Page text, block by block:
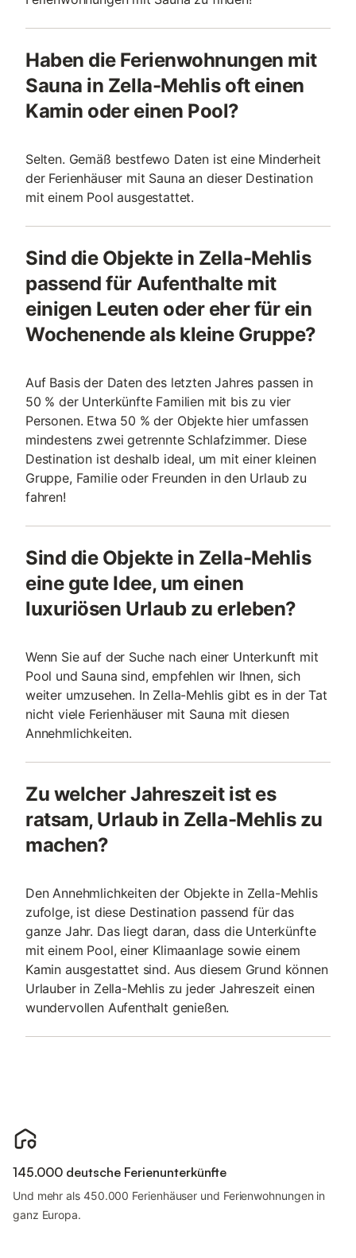
Haben die Ferienwohnungen mit
Sauna in Zella-Mehlis oft einen
Kamin oder einen Pool?
Selten. Gemäß bestfewo Daten ist eine Minderheit
der Ferienhäuser mit Sauna an dieser Destination
mit einem Pool ausgestattet.
Sind die Objekte in Zella-Mehlis
passend für Aufenthalte mit
einigen Leuten oder eher für ein
Wochenende als kleine Gruppe?
Auf Basis der Daten des letzten Jahres passen in
50 % der Unterkünfte Familien mit bis zu vier
Personen. Etwa 50 % der Objekte hier umfassen
mindestens zwei getrennte Schlafzimmer. Diese
Destination ist deshalb ideal, um mit einer kleinen
Gruppe, Familie oder Freunden in den Urlaub zu
fahren!
Sind die Objekte in Zella-Mehlis
eine gute Idee, um einen
luxuriösen Urlaub zu erleben?
Wenn Sie auf der Suche nach einer Unterkunft mit
Pool und Sauna sind, empfehlen wir Ihnen, sich
weiter umzusehen. In Zella-Mehlis gibt es in der Tat
nicht viele Ferienhäuser mit Sauna mit diesen
Annehmlichkeiten.
Zu welcher Jahreszeit ist es
ratsam, Urlaub in Zella-Mehlis zu
machen?
Den Annehmlichkeiten der Objekte in Zella-Mehlis
zufolge, ist diese Destination passend für das
ganze Jahr. Das liegt daran, dass die Unterkünfte
mit einem Pool, einer Klimaanlage sowie einem
Kamin ausgestattet sind. Aus diesem Grund können
Urlauber in Zella-Mehlis zu jeder Jahreszeit einen
wundervollen Aufenthalt genießen.
145.000 deutsche Ferienunterkünfte
Und mehr als 450.000 Ferienhäuser und Ferienwohnungen in
ganz Europa.